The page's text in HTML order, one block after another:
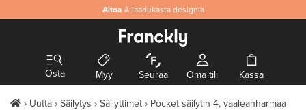
Aitoa & laadukasta designia
Osta Myy Seuraa Oma tili Kassa
Uutta Säilytys Säilyttimet
Pocket säilytin 4, vaaleanharmaa